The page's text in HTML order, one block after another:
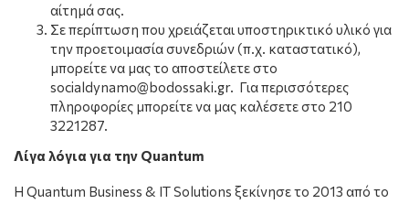
αίτημά σας.
Σε περίπτωση που χρειάζεται υποστηρικτικό υλικό για
την προετοιμασία συνεδριών (π.χ. καταστατικό),
μπορείτε να μας το αποστείλετε στο
socialdynamo@bodossaki.gr. Για περισσότερες
πληροφορίες μπορείτε να μας καλέσετε στο 210
3221287.
Λίγα λόγια για την Quantum
Η Quantum Business & IT Solutions ξεκίνησε το 2013 από το